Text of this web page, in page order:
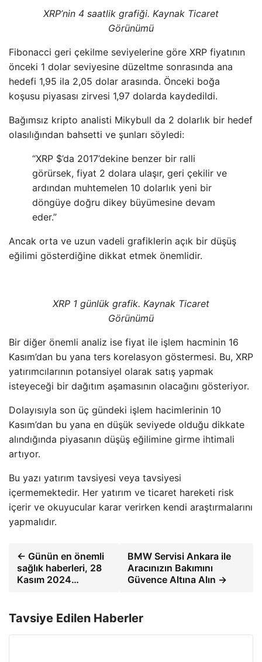
XRP’nin 4 saatlik grafiği. Kaynak Ticaret
Görünümü
Fibonacci geri çekilme seviyelerine göre XRP fiyatının
önceki 1 dolar seviyesine düzeltme sonrasında ana
hedefi 1,95 ila 2,05 dolar arasında. Önceki boğa
koşusu piyasası zirvesi 1,97 dolarda kaydedildi.
Bağımsız kripto analisti Mikybull da 2 dolarlık bir hedef
olasılığından bahsetti ve şunları söyledi:
“XRP $’da 2017’dekine benzer bir ralli
görürsek, fiyat 2 dolara ulaşır, geri çekilir ve
ardından muhtemelen 10 dolarlık yeni bir
döngüye doğru dikey büyümesine devam
eder.”
Ancak orta ve uzun vadeli grafiklerin açık bir düşüş
eğilimi gösterdiğine dikkat etmek önemlidir.
XRP 1 günlük grafik. Kaynak Ticaret
Görünümü
Bir diğer önemli analiz ise fiyat ile işlem hacminin 16
Kasım’dan bu yana ters korelasyon göstermesi. Bu, XRP
yatırımcılarının potansiyel olarak satış yapmak
isteyeceği bir dağıtım aşamasının olacağını gösteriyor.
Dolayısıyla son üç gündeki işlem hacimlerinin 10
Kasım’dan bu yana en düşük seviyede olduğu dikkate
alındığında piyasanın düşüş eğilimine girme ihtimali
artıyor.
Bu yazı yatırım tavsiyesi veya tavsiyesi
içermemektedir. Her yatırım ve ticaret hareketi risk
içerir ve okuyucular karar verirken kendi araştırmalarını
yapmalıdır.
← Günün en önemli
sağlık haberleri, 28
Kasım 2024…
BMW Servisi Ankara ile
Aracınızın Bakımını
Güvence Altına Alın →
Tavsiye Edilen Haberler